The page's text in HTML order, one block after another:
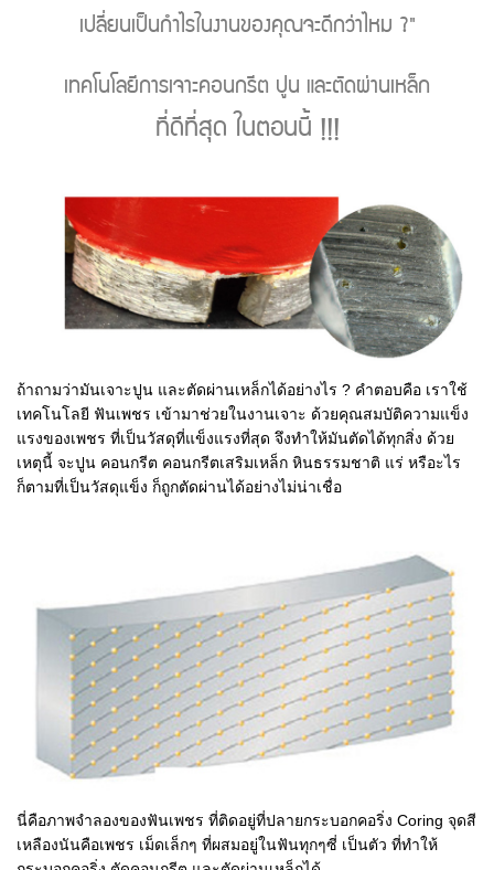
เปลี่ยนเป็นกําไรในงานของคุณจะดีกว่าไหม ?"
เทคโนโลยีการเจาะคอนกรีต ปูน และตัดผ่านเหล็ก
ที่ดีที่สุด ในตอนนี้ !!!
ถ้าถามว่ามันเจาะปูน และตัดผ่านเหล็กได้อย่างไร ? คําตอบคือ เราใช้
เทคโนโลยี ฟันเพชร เข้ามาช่วยในงานเจาะ ด้วยคุณสมบัติความแข็ง
แรงของเพชร ที่เป็นวัสดุที่แข็งแรงที่สุด จึงทําให้มันตัดได้ทุกสิ่ง ด้วย
เหตุนี้ จะปูน คอนกรีต คอนกรีตเสริมเหล็ก หินธรรมชาติ แร่ หรือะไร
ก็ตามที่เป็นวัสดุแข็ง ก็ถูกตัดผ่านได้อย่างไม่น่าเชื่อ
นี่คือภาพจําลองของฟันเพชร ที่ติดอยู่ที่ปลายกระบอกคอริ่ง Coring จุดสี
เหลืองนันคือเพชร เม็ดเล็กๆ ที่ผสมอยู่ในฟันทุกๆซี่ เป็นตัว ที่ทําให้